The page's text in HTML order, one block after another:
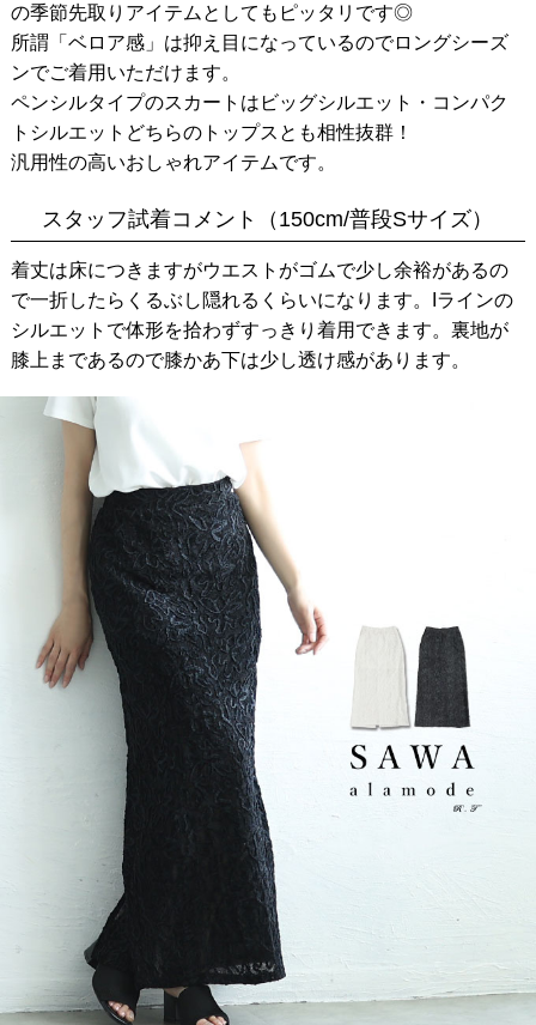
の季節先取りアイテムとしてもピッタリです◎
所謂「ベロア感」は抑え目になっているのでロングシーズ
ンでご着用いただけます。
ペンシルタイプのスカートはビッグシルエット・コンパク
トシルエットどちらのトップスとも相性抜群！
汎用性の高いおしゃれアイテムです。
スタッフ試着コメント（150cm/普段Sサイズ）
着丈は床につきますがウエストがゴムで少し余裕があるの
で一折したらくるぶし隠れるくらいになります。Iラインの
シルエットで体形を拾わずすっきり着用できます。裏地が
膝上まであるので膝かあ下は少し透け感があります。